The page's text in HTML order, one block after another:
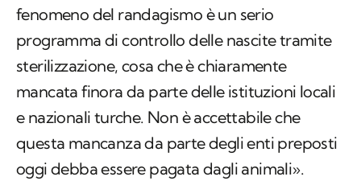
fenomeno del randagismo è un serio
programma di controllo delle nascite tramite
sterilizzazione, cosa che è chiaramente
mancata finora da parte delle istituzioni locali
e nazionali turche. Non è accettabile che
questa mancanza da parte degli enti preposti
oggi debba essere pagata dagli animali».